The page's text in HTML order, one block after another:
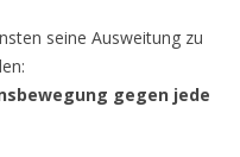
seine Ausweitung zu
gegen jede